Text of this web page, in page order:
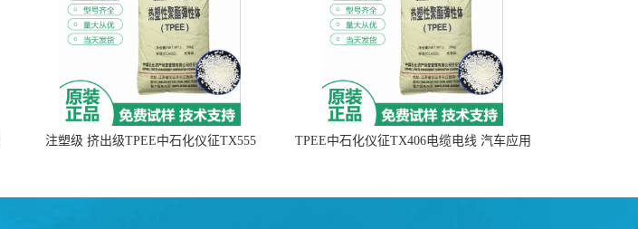
注塑级 挤出级TPEE中石化仪征TX555 TPEE中石化仪征TX406电缆电线 汽车应用